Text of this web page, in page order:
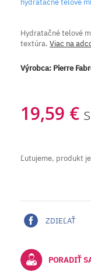
Hydratačné telové
textúra. Viac na
Výrobca: Pierre
19,59 €
Ľutujeme, produkt
ZDIEĽAŤ
PORADIŤ